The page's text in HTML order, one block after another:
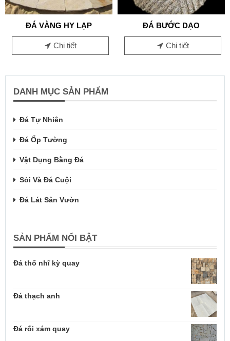
ĐÁ VÀNG HY LẠP
Chi tiết
ĐÁ BƯỚC DẠO
Chi tiết
DANH MỤC SẢN PHẨM
Đá Tự Nhiên
Đá Ốp Tường
Vật Dụng Bằng Đá
Sỏi Và Đá Cuội
Đá Lát Sân Vườn
SẢN PHẨM NỔI BẬT
Đá thổ nhĩ kỳ quay
Đá thạch anh
Đá rối xám quay